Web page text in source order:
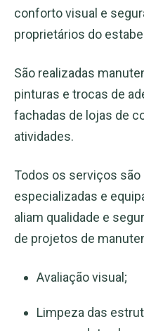
conforto visual e
proprietários do
São realizadas
pinturas e trocas de
fachadas de lojas de
atividades.
Todos os serviços
especializadas e
aliam qualidade e
de projetos de
Avaliação visual;
Limpeza das